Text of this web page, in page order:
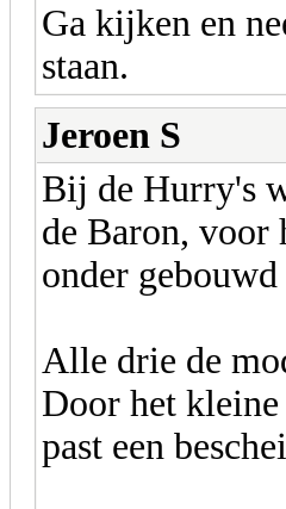
Ga kijken en
staan.
Jeroen S
Bij de Hurry's
de Baron, voor
onder gebouwd
Alle drie de
Door het
past een